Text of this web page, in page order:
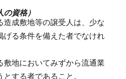
の資格）
造成敷地等の譲受人は、少な
げる条件を備えた者でなけれ
敷地においてみずから流通業
する者であること。